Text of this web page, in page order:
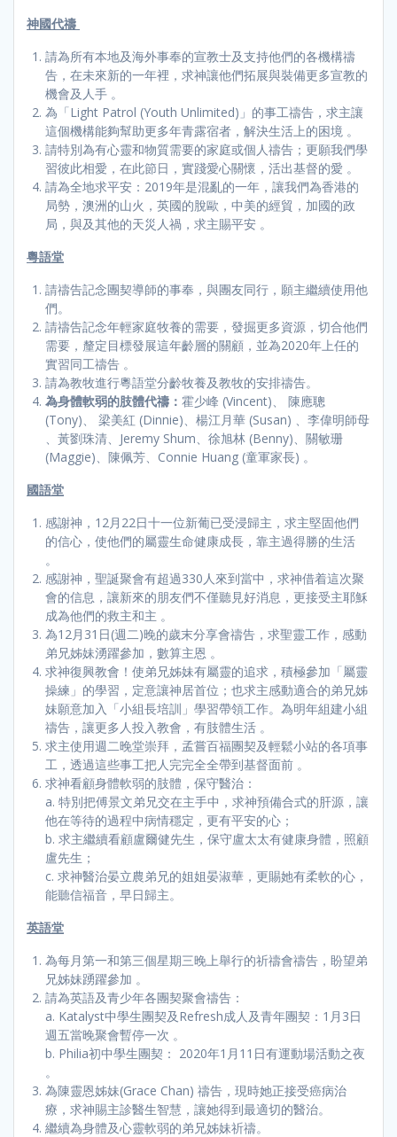
神國代禱
請為所有本地及海外事奉的宣教士及支持他們的各機構禱
告，在未來新的一年裡，求神讓他們拓展與裝備更多宣教的
機會及人手 。
為「Light Patrol (Youth Unlimited)」的事工禱告，求主讓
這個機構能夠幫助更多年青露宿者，解決生活上的困境 。
請特別為有心靈和物質需要的家庭或個人禱告；更願我們學
習彼此相愛，在此節日，實踐愛心關懷，活出基督的愛 。
請為全地求平安：2019年是混亂的一年，讓我們為香港的
局勢，澳洲的山火，英國的脫歐，中美的經貿，加國的政
局，與及其他的天災人禍，求主賜平安 。
粵語堂
請禱告記念團契導師的事奉，與團友同行，願主繼續使用他
們。
請禱告記念年輕家庭牧養的需要，發掘更多資源，切合他們
需要，釐定目標發展這年齡層的關顧，並為2020年上任的
實習同工禱告 。
請為教牧進行粵語堂分齡牧養及教牧的安排禱告。
為身體軟弱的肢體代禱： 霍少峰 (Vincent)、 陳應聰
(Tony)、 梁美紅 (Dinnie)、楊江月華 (Susan) 、李偉明師母
、黃劉珠清、Jeremy Shum、徐旭林 (Benny)、關敏珊
(Maggie)、陳佩芳、Connie Huang (童軍家長) 。
國語堂
感謝神，12月22日十一位新葡已受浸歸主，求主堅固他們
的信心，使他們的屬靈生命健康成長，靠主過得勝的生活
。
感謝神，聖誕聚會有超過330人來到當中，求神借着這次聚
會的信息，讓新來的朋友們不僅聽見好消息，更接受主耶穌
成為他們的救主和主 。
為12月31日(週二)晚的歲末分享會禱告，求聖靈工作，感動
弟兄姊妹湧躍參加，數算主恩 。
求神復興教會！使弟兄姊妹有屬靈的追求，積極參加「屬靈
操練」的學習，定意讓神居首位；也求主感動適合的弟兄姊
妹願意加入「小組長培訓」學習帶領工作。為明年組建小組
禱告，讓更多人投入教會，有肢體生活 。
求主使用週二晚堂崇拜，孟嘗百福團契及輕鬆小站的各項事
工，透過這些事工把人完完全全帶到基督面前 。
求神看顧身體軟弱的肢體，保守醫治：
a. 特別把傅景文弟兄交在主手中，求神預備合式的肝源，讓
他在等待的過程中病情穩定，更有平安的心；
b. 求主繼續看顧盧爾健先生，保守盧太太有健康身體，照顧
盧先生；
c. 求神醫治晏立農弟兄的姐姐晏淑華，更賜她有柔軟的心，
能聽信福音，早日歸主。
英語堂
為每月第一和第三個星期三晚上舉行的祈禱會禱告，盼望弟
兄姊妹踴躍參加 。
請為英語及青少年各團契聚會禱告：
a. Katalyst中學生團契及Refresh成人及青年團契：1月3日
週五當晚聚會暫停一次 。
b. Philia初中學生團契： 2020年1月11日有運動場活動之夜
。
為陳靈恩姊妹(Grace Chan) 禱告，現時她正接受癌病治
療，求神賜主診醫生智慧，讓她得到最適切的醫治。
繼續為身體及心靈軟弱的弟兄姊妹祈禱。